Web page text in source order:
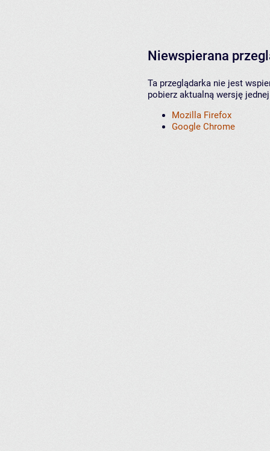
Niewspierana
Ta przeglądarka nie jest
pobierz aktualną wersję
Mozilla Firefox
Google Chrome